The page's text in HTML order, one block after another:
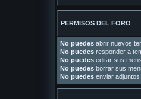
PERMISOS DEL FORO
No puedes abrir nuevos
No puedes responder a
No puedes editar sus
No puedes borrar sus
No puedes enviar